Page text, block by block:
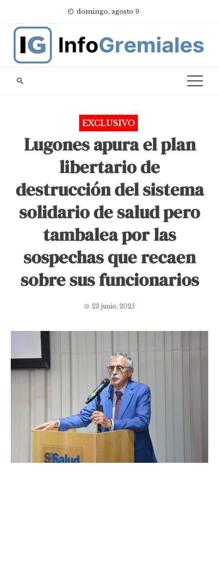
content
domingo, agosto 9
EXCLUSIVO
Lugones apura el plan
libertario de
destrucción del sistema
solidario de salud pero
tambalea por las
sospechas que recaen
sobre sus funcionarios
23 junio, 2025